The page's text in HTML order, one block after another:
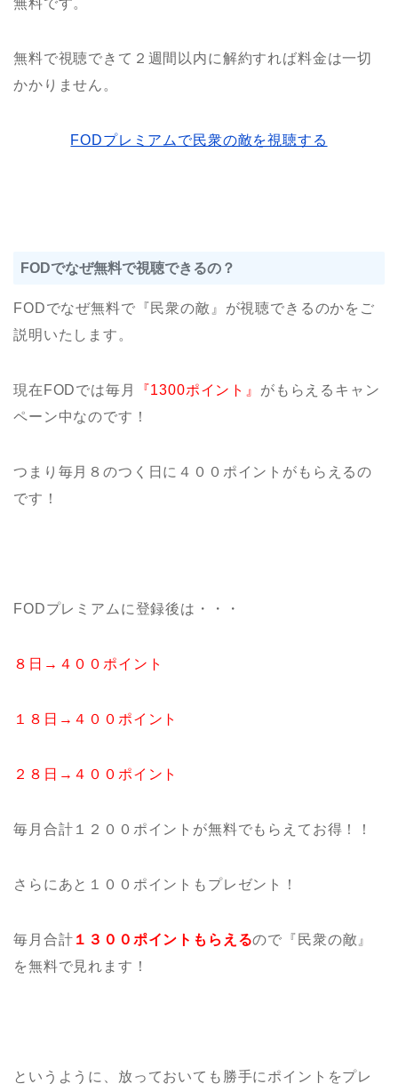
無料で視聴できて２週間以内に解約すれば料金は一切
かかりません。
FODプレミアムで民衆の敵を視聴する
FODでなぜ無料で視聴できるの？
FODでなぜ無料で『民衆の敵』が視聴できるのかをご
説明いたします。
現在FODでは毎月 『1300ポイント』 がもらえるキャン
ペーン中なのです！
つまり毎月８のつく日に４００ポイントがもらえるの
です！
FODプレミアムに登録後は・・・
８日→４００ポイント
１８日→４００ポイント
２８日→４００ポイント
毎月合計１２００ポイントが無料でもらえてお得！！
さらにあと１００ポイントもプレゼント！
毎月合計 １３００ポイントもらえるので『民衆の敵』
を無料で見れます！
というように、放っておいても勝手にポイントをプレ